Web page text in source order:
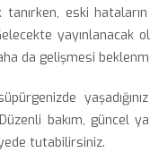
tanırken, eski
da gelişmesi
bakım, güncel
tutabilirsiniz.